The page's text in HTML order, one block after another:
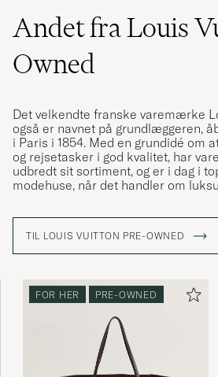
Andet fra Louis
Owned
Det velkendte franske varemærke
også er navnet på grundlæggeren,
i Paris i 1854. Med en grundidé om
og rejsetasker i god kvalitet, har
udbredt sit sortiment, og er i dag i
modehuse, når det handler om
Louis Vuitton har gennem årene
"Keepall" er en af dem. Denne er
forskellige designs, og frem for alt i
TIL LOUIS VUITTON PRE-OWNED
FOR HER PRE-OWNED